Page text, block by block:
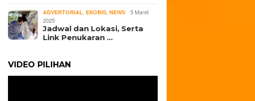
ADVERTORIAL ,EKOBIS ,NEWS
5 Maret
2025
Jadwal dan Lokasi, Serta
Link Penukaran …
VIDEO PILIHAN